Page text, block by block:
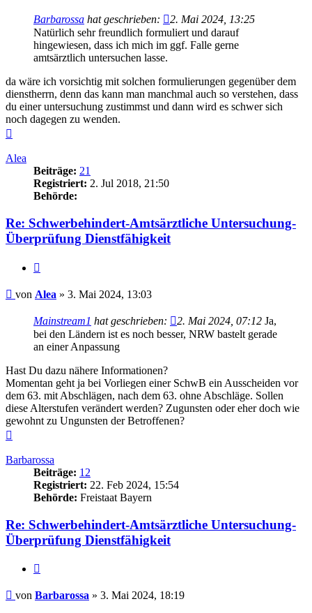
Barbarossa hat geschrieben:
2. Mai 2024, 13:25
Natürlich sehr freundlich formuliert und darauf
hingewiesen, dass ich mich im ggf. Falle gerne
amtsärztlich untersuchen lasse.
da wäre ich vorsichtig mit solchen formulierungen gegenüber dem
dienstherrn, denn das kann man manchmal auch so verstehen, dass
du einer untersuchung zustimmst und dann wird es schwer sich
noch dagegen zu wenden.
Alea
Beiträge: 21
Registriert: 2. Jul 2018, 21:50
Behörde:
Re: Schwerbehindert-Amtsärztliche Untersuchung-
Überprüfung Dienstfähigkeit
Beitrag
von Alea » 3. Mai 2024, 13:03
Mainstream1 hat geschrieben: 2. Mai 2024, 07:12 Ja,
bei den Ländern ist es noch besser, NRW bastelt gerade
an einer Anpassung
Hast Du dazu nähere Informationen?
Momentan geht ja bei Vorliegen einer SchwB ein Ausscheiden vor
dem 63. mit Abschlägen, nach dem 63. ohne Abschläge. Sollen
diese Alterstufen verändert werden? Zugunsten oder eher doch wie
gewohnt zu Ungunsten der Betroffenen?
Barbarossa
Beiträge: 12
Registriert: 22. Feb 2024, 15:54
Behörde: Freistaat Bayern
Re: Schwerbehindert-Amtsärztliche Untersuchung-
Überprüfung Dienstfähigkeit
Beitrag
von Barbarossa » 3. Mai 2024, 18:19